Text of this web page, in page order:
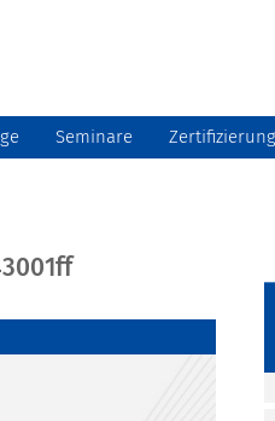
Seminare Zertifizierung